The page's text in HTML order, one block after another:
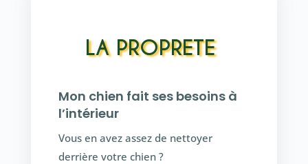
LA PROPRETE
Mon chien fait ses besoins à
l’intérieur
Vous en avez assez de nettoyer
derrière votre chien ?